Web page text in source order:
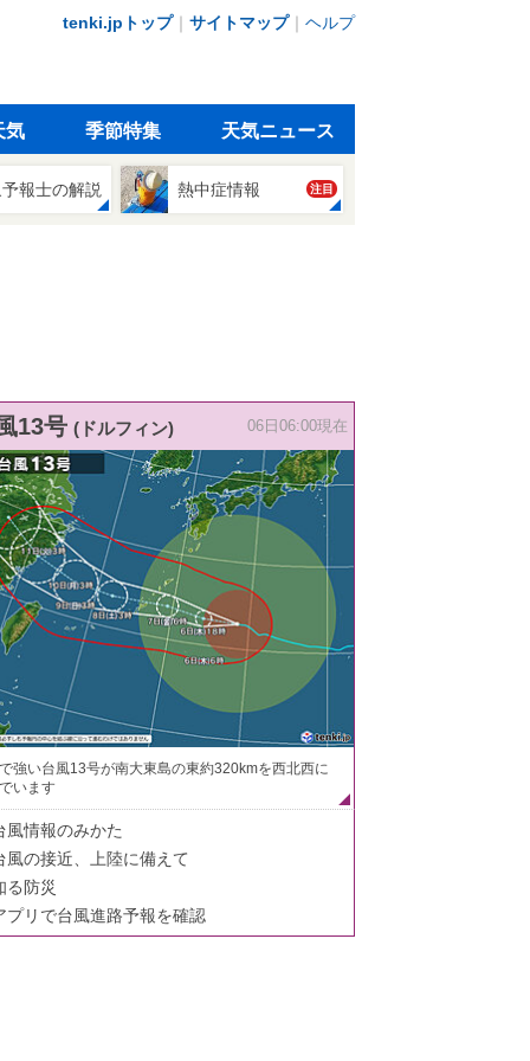
tenki.jpトップ｜ サイトマップ｜ ヘルプ
気 季節特集 天気ニュース
報士の解説 熱中症情報 注目
13号 (ドルフィン) 06日06:00現在
強い台風13号が南大東島の東約320kmを西北西に
います
風情報のみかた
風の接近、上陸に備えて
る防災
プリで台風進路予報を確認